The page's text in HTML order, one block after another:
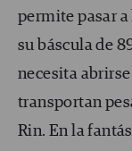
permite pasar
su báscula de
necesita
transportan
Rin. En la